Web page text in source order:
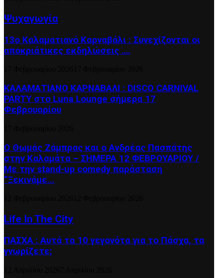
Ψυχαγωγία
13ο Καλαματιανό Καρναβάλι : Συνεχίζονται οι
αποκριάτικες εκδηλώσεις ….
ΚΑΛΑΜΑΤΙΑΝΟ ΚΑΡΝΑΒΑΛΙ : DISCO CARNIVAL
PARTY στο Luna Lounge σήμερα 17
Φεβρουαρίου
Ο Θωμάς Ζάμπρας και ο Ανδρέας Πασπάτης
στην Καλαμάτα – ΣΗΜΕΡΑ 12 ΦΕΒΡΟΥΑΡΙΟΥ /
Με την stand-up comedy παράσταση
“Ξεκινάμε...
Life In The City
ΠΑΣΧΑ : Αυτά τα 10 γεγονότα για το Πάσχα, τα
γνωρίζετε;